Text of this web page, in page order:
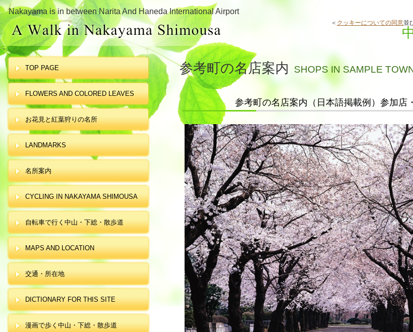
Nakayama is in between Narita And Haneda International Airport
＜ クッキーについての同意並
参考町の名店案内 SHOPS IN SAMPLE
参考町の名店案内（日本語掲載例）参加店
TOP PAGE
FLOWERS AND COLORED LEAVES
お花見と紅葉狩りの名所
LANDMARKS
名所案内
CYCLING IN NAKAYAMA SHIMOUSA
自転車で行く中山・下総・散歩道
MAPS AND LOCATION
交通・所在地
DICTIONARY FOR THIS SITE
漫画で歩く中山・下総・散歩道